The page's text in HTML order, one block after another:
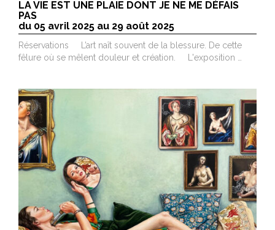
LA VIE EST UNE PLAIE DONT JE NE ME DÉFAIS
PAS
du 05 avril 2025 au 29 août 2025
Réservations L’art naît souvent de la blessure. De cette
fêlure où se mêlent douleur et création. L'exposition …